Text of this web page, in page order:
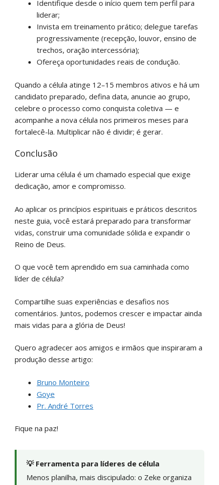
Identifique desde o início quem tem perfil para
liderar;
Invista em treinamento prático; delegue tarefas
progressivamente (recepção, louvor, ensino de
trechos, oração intercessória);
Ofereça oportunidades reais de condução.
Quando a célula atinge 12–15 membros ativos e há um
candidato preparado, defina data, anuncie ao grupo,
celebre o processo como conquista coletiva — e
acompanhe a nova célula nos primeiros meses para
fortalecê-la. Multiplicar não é dividir; é gerar.
Conclusão
Liderar uma célula é um chamado especial que exige
dedicação, amor e compromisso.
Ao aplicar os princípios espirituais e práticos descritos
neste guia, você estará preparado para transformar
vidas, construir uma comunidade sólida e expandir o
Reino de Deus.
O que você tem aprendido em sua caminhada como
líder de célula?
Compartilhe suas experiências e desafios nos
comentários. Juntos, podemos crescer e impactar ainda
mais vidas para a glória de Deus!
Quero agradecer aos amigos e irmãos que inspiraram a
produção desse artigo:
Bruno Monteiro
Goye
Pr. André Torres
Fique na paz!
💡 Ferramenta para líderes de célula
Menos planilha, mais discipulado: o Zeke organiza